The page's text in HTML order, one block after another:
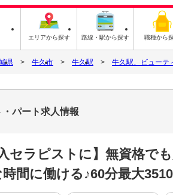
エリアから探す 路線・駅から探す 職種から
県 牛久市 牛久駅 牛久駅、ビューテ
パート求人情報
セラピストに】無資格で
間に働ける♪60分最大